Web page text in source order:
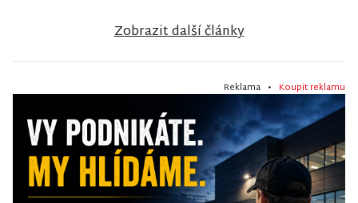
Zobrazit další články
Reklama • Koupit reklamu